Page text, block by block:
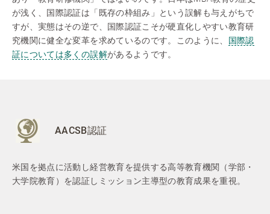
が浅く、国際認証は「既存の枠組み」という誤解も与えがちで
すが、実態はその逆で、国際認証こそが硬直化しやすい教育研
究機関に健全な変革を求めているのです。このように、 国際認
証については多くの誤解があるようです。
AACSB認証
米国を拠点に活動し経営教育を提供する高等教育機関（学部・
大学院教育）を認証しミッション主導型の教育成果を重視。